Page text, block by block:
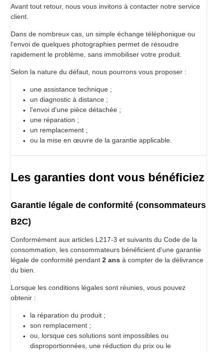
Avant tout retour, nous vous invitons à contacter notre service
client.
Dans de nombreux cas, un simple échange téléphonique ou
l'envoi de quelques photographies permet de résoudre
rapidement le problème, sans immobiliser votre produit.
Selon la nature du défaut, nous pourrons vous proposer :
une assistance technique ;
un diagnostic à distance ;
l'envoi d'une pièce détachée ;
une réparation ;
un remplacement ;
ou la mise en œuvre de la garantie applicable.
Les garanties dont vous bénéficiez
Garantie légale de conformité (consommateurs
B2C)
Conformément aux articles L217-3 et suivants du Code de la
consommation, les consommateurs bénéficient d'une garantie
légale de conformité pendant 2 ans à compter de la délivrance
du bien.
Lorsque les conditions légales sont réunies, vous pouvez
obtenir :
la réparation du produit ;
son remplacement ;
ou, lorsque ces solutions sont impossibles ou
disproportionnées, une réduction du prix ou le